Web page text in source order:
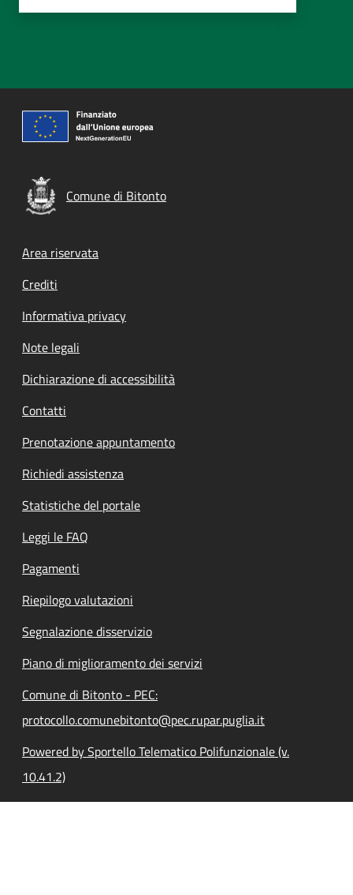
Comune di Bitonto
Footer menu
Area riservata
Crediti
Informativa privacy
Note legali
Dichiarazione di accessibilità
Contatti
Prenotazione appuntamento
Richiedi assistenza
Statistiche del portale
Leggi le FAQ
Pagamenti
Riepilogo valutazioni
Segnalazione disservizio
Piano di miglioramento dei servizi
Comune di Bitonto - PEC:
protocollo.comunebitonto@pec.rupar.puglia.it
Powered by Sportello Telematico Polifunzionale (v.
10.41.2)